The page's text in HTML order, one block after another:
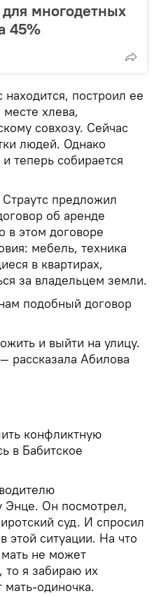
многодетных
45%
построил ее
хлева,
совхозу. Сейчас
людей. Однако
теперь собирается
Страутс предложил
об аренде
в этом договоре
мебель, техника
в квартирах,
за владельцем земли.
подобный договор
и выйти на улицу.
рассказала Абилова
конфликтную
в Бабитское
Энце. Он посмотрел,
суд. И спросил
ситуации. На что
не может
то я забираю их
мать-одиночка.